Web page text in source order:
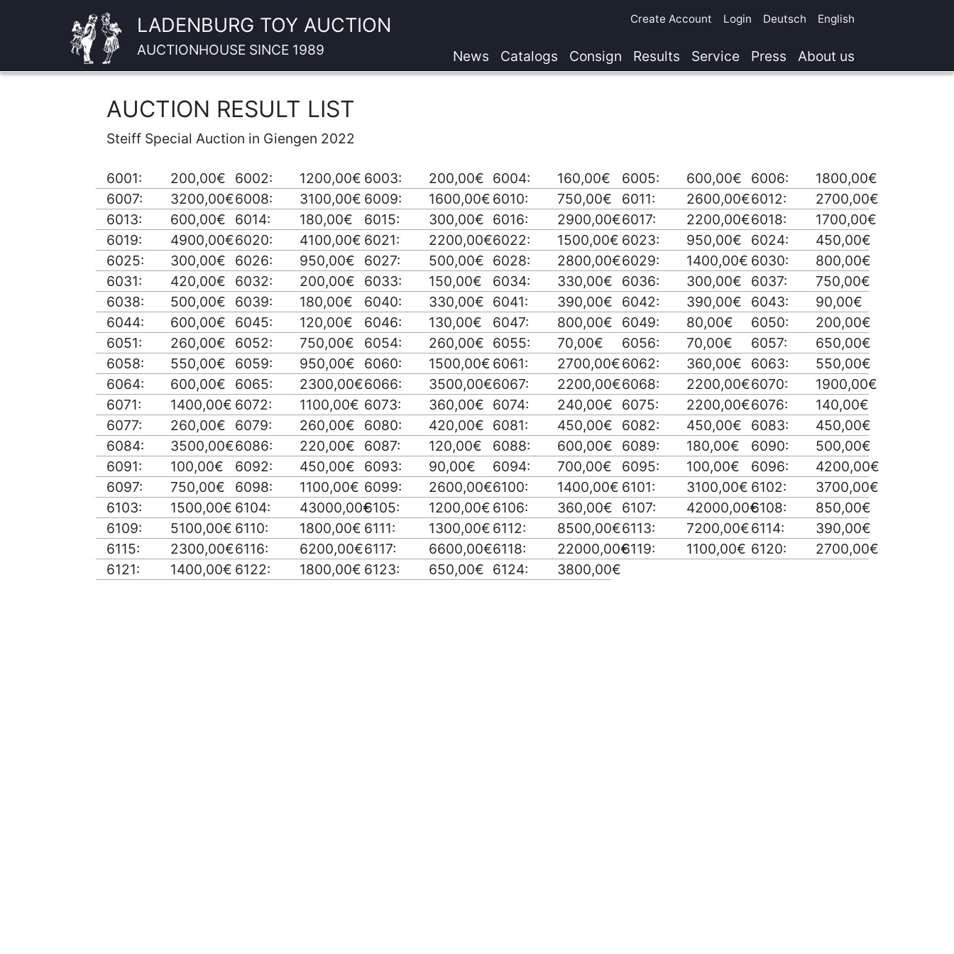
LADENBURG TOY AUCTION
AUCTIONHOUSE SINCE 1989
Create Account Login Deutsch English
News Catalogs Consign Results Service Press About us
AUCTION RESULT LIST
Steiff Special Auction in Giengen 2022
6001: 200,00€ 6002: 1200,00€ 6003: 200,00€ 6004: 160,00€ 6005: 600,00€ 6006:
1800,00€
6007:
3200,00€6008: 3100,00€ 6009: 1600,00€ 6010: 750,00€ 6011: 2600,00€6012:
2700,00€
6013:
600,00€ 6014: 180,00€ 6015: 300,00€ 6016: 2900,00€6017: 2200,00€6018:
1700,00€
6019:
4900,00€6020: 4100,00€ 6021: 2200,00€6022: 1500,00€ 6023: 950,00€ 6024:
450,00€
6025:
300,00€ 6026: 950,00€ 6027: 500,00€ 6028: 2800,00€6029: 1400,00€ 6030:
800,00€
6031:
420,00€ 6032: 200,00€ 6033: 150,00€ 6034: 330,00€ 6036: 300,00€ 6037:
750,00€
6038:
500,00€ 6039: 180,00€ 6040: 330,00€ 6041: 390,00€ 6042: 390,00€ 6043:
90,00€
6044:
600,00€ 6045: 120,00€ 6046: 130,00€ 6047: 800,00€ 6049: 80,00€ 6050:
200,00€
6051:
260,00€ 6052: 750,00€ 6054: 260,00€ 6055: 70,00€ 6056: 70,00€ 6057:
650,00€
6058:
550,00€ 6059: 950,00€ 6060: 1500,00€ 6061: 2700,00€6062: 360,00€ 6063:
550,00€
6064:
600,00€ 6065: 2300,00€6066: 3500,00€6067: 2200,00€6068: 2200,00€6070:
1900,00€
6071:
1400,00€ 6072: 1100,00€ 6073: 360,00€ 6074: 240,00€ 6075: 2200,00€6076:
140,00€
6077:
260,00€ 6079: 260,00€ 6080: 420,00€ 6081: 450,00€ 6082: 450,00€ 6083:
450,00€
6084:
3500,00€6086: 220,00€ 6087: 120,00€ 6088: 600,00€ 6089: 180,00€ 6090:
500,00€
6091:
100,00€ 6092: 450,00€ 6093: 90,00€ 6094: 700,00€ 6095: 100,00€ 6096:
4200,00€
6097:
750,00€ 6098: 1100,00€ 6099: 2600,00€6100: 1400,00€ 6101: 3100,00€ 6102:
3700,00€
6103:
1500,00€ 6104: 43000,00€6105: 1200,00€ 6106: 360,00€ 6107: 42000,00€6108:
850,00€
6109:
5100,00€ 6110: 1800,00€ 6111: 1300,00€ 6112: 8500,00€6113: 7200,00€6114:
390,00€
6115:
2300,00€6116: 6200,00€6117: 6600,00€6118: 22000,00€6119: 1100,00€ 6120:
2700,00€
6121:
1400,00€ 6122: 1800,00€ 6123: 650,00€ 6124: 3800,00€